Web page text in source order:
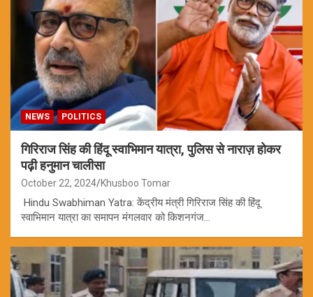
NEWS POLITICS
गिरिराज सिंह की हिंदू स्वाभिमान यात्रा, पुलिस से नाराज़ होकर
पढ़ी हनुमान चालीसा
October 22, 2024 Khusboo Tomar
Hindu Swabhiman Yatra: केंद्रीय मंत्री गिरिराज सिंह की हिंदू
स्वाभिमान यात्रा का समापन मंगलवार को किशनगंज…